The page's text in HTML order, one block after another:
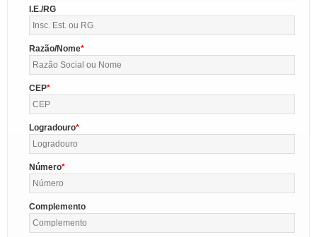
I.E./RG
Razão/Nome
CEP
Logradouro
Número
Complemento